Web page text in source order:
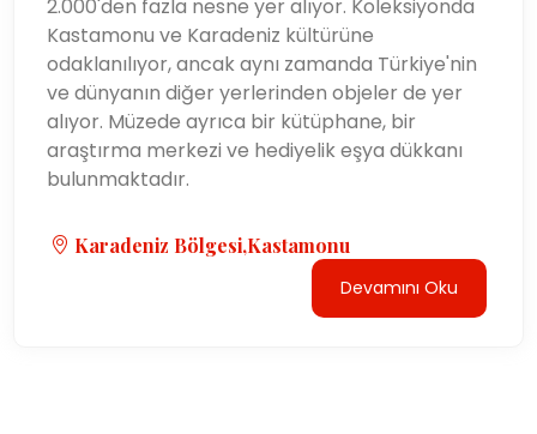
2.000'den fazla nesne yer alıyor. Koleksiyonda
Kastamonu ve Karadeniz kültürüne
odaklanılıyor, ancak aynı zamanda Türkiye'nin
ve dünyanın diğer yerlerinden objeler de yer
alıyor. Müzede ayrıca bir kütüphane, bir
araştırma merkezi ve hediyelik eşya dükkanı
bulunmaktadır.
Karadeniz Bölgesi,Kastamonu
Devamını Oku